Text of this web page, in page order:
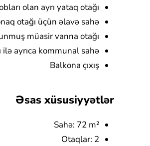
olan ayrı yataq otağı
otağı üçün əlavə sahə
müasir vanna otağı
ayrıca kommunal sahə
Balkona çıxış
Əsas xüsusiyyətlər
Sahə: 72 m²
Otaqlar: 2